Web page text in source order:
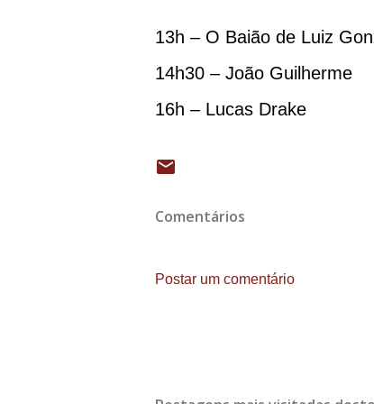
13h – O Baião de Luiz
14h30 – João Guilherme
16h – Lucas Drake
Comentários
Postar um comentário